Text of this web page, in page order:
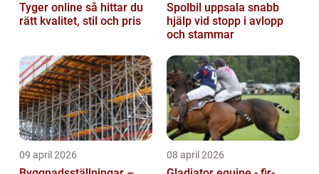
Tyger online så hittar du
rätt kvalitet, stil och pris
Spolbil uppsala snabb
hjälp vid stopp i avlopp
och stammar
09 april 2026 08 april 2026